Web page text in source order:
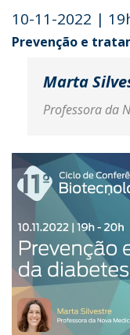
10-11-2022 |
Prevenção e
Marta
Professora da